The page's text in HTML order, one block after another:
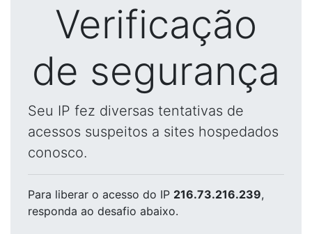
Verificação
de segurança
Seu IP fez diversas tentativas de
acessos suspeitos a sites hospedados
conosco.
Para liberar o acesso do IP 216.73.216.239,
responda ao desafio abaixo.